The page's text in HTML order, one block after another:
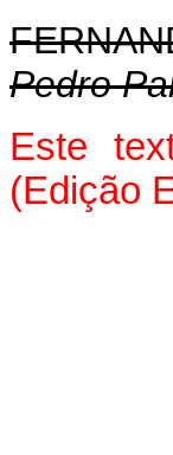
Pedro
Este
(Edição